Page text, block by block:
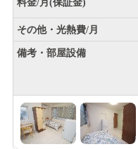
料金/月(保証金)
その他・光熱費/月
備考・部屋設備